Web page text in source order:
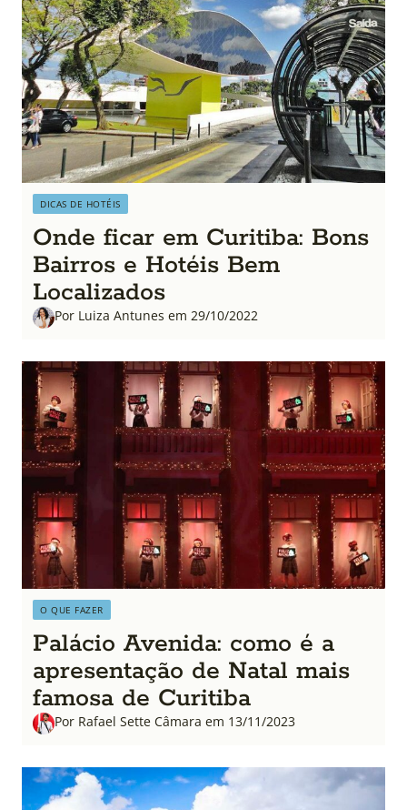
DICAS DE HOTÉIS
Onde ficar em Curitiba: Bons
Bairros e Hotéis Bem
Localizados
Por Luiza Antunes em 29/10/2022
O QUE FAZER
Palácio Avenida: como é a
apresentação de Natal mais
famosa de Curitiba
Por Rafael Sette Câmara em 13/11/2023